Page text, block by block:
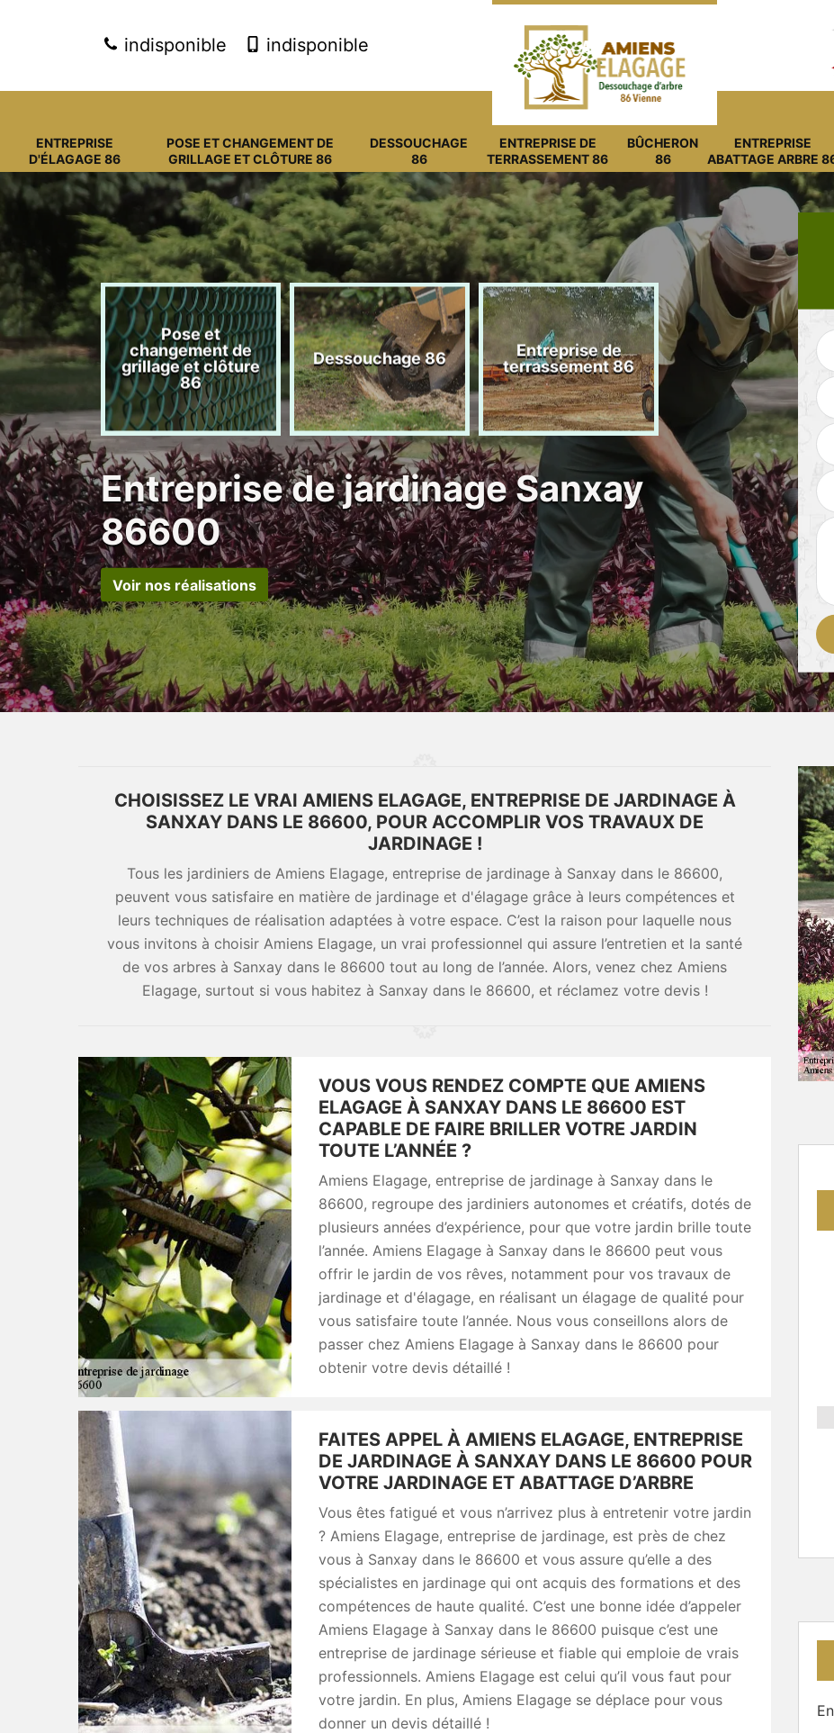
indisponible indisponible
ENTREPRISE
D'ÉLAGAGE 86
POSE ET CHANGEMENT DE
GRILLAGE ET CLÔTURE 86
DESSOUCHAGE
86
ENTREPRISE DE
TERRASSEMENT 86
BÛCHERON
86
ENTREPRISE
ABATTAGE ARBRE
86
Pose et
changement de
grillage et clôture
86
Dessouchage 86
Entreprise de
terrassement 86
Bûcheron 86
Entreprise de jardinage Sanxay
86600
Voir nos réalisations
CHOISISSEZ LE VRAI AMIENS ELAGAGE, ENTREPRISE DE JARDINAGE À
SANXAY DANS LE 86600, POUR ACCOMPLIR VOS TRAVAUX DE
JARDINAGE !
Tous les jardiniers de Amiens Elagage, entreprise de jardinage à Sanxay dans le 86600,
peuvent vous satisfaire en matière de jardinage et d'élagage grâce à leurs compétences et
leurs techniques de réalisation adaptées à votre espace. C’est la raison pour laquelle nous
vous invitons à choisir Amiens Elagage, un vrai professionnel qui assure l’entretien et la santé
de vos arbres à Sanxay dans le 86600 tout au long de l’année. Alors, venez chez Amiens
Elagage, surtout si vous habitez à Sanxay dans le 86600, et réclamez votre devis !
VOUS VOUS RENDEZ COMPTE QUE AMIENS
ELAGAGE À SANXAY DANS LE 86600 EST
CAPABLE DE FAIRE BRILLER VOTRE JARDIN
TOUTE L’ANNÉE ?
Amiens Elagage, entreprise de jardinage à Sanxay dans le
86600, regroupe des jardiniers autonomes et créatifs, dotés de
plusieurs années d’expérience, pour que votre jardin brille toute
l’année. Amiens Elagage à Sanxay dans le 86600 peut vous
offrir le jardin de vos rêves, notamment pour vos travaux de
jardinage et d'élagage, en réalisant un élagage de qualité pour
vous satisfaire toute l’année. Nous vous conseillons alors de
passer chez Amiens Elagage à Sanxay dans le 86600 pour
obtenir votre devis détaillé !
FAITES APPEL À AMIENS ELAGAGE, ENTREPRISE
DE JARDINAGE À SANXAY DANS LE 86600 POUR
VOTRE JARDINAGE ET ABATTAGE D’ARBRE
Vous êtes fatigué et vous n’arrivez plus à entretenir votre jardin
? Amiens Elagage, entreprise de jardinage, est près de chez
vous à Sanxay dans le 86600 et vous assure qu’elle a des
spécialistes en jardinage qui ont acquis des formations et des
compétences de haute qualité. C’est une bonne idée d’appeler
Amiens Elagage à Sanxay dans le 86600 puisque c’est une
entreprise de jardinage sérieuse et fiable qui emploie de vrais
professionnels. Amiens Elagage est celui qu’il vous faut pour
votre jardin. En plus, Amiens Elagage se déplace pour vous
donner un devis détaillé !